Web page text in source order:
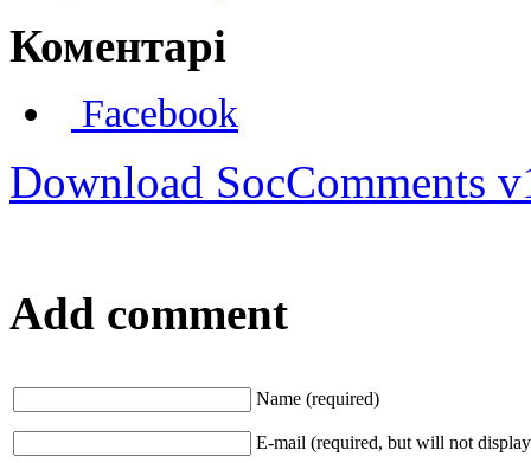
Коментарі
Facebook
Download SocComments
Add comment
Name (required)
E-mail (required, but will not